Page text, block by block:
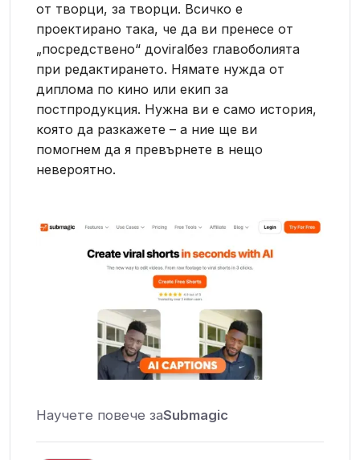
от творци, за творци. Всичко е
проектирано така, че да ви пренесе от
„посредствено“ доviralбез главоболията
при редактирането. Нямате нужда от
диплома по кино или екип за
постпродукция. Нужна ви е само история,
която да разкажете – а ние ще ви
помогнем да я превърнете в нещо
невероятно.
Научете повече заSubmagic